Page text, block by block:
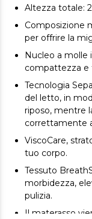
Altezza totale:
Composizione
per offrire la
Nucleo a molle
compattezza e
Tecnologia
del letto, in
riposo, mentre
correttamente
ViscoCare,
tuo corpo.
Tessuto
morbidezza,
pulizia.
Il materasso